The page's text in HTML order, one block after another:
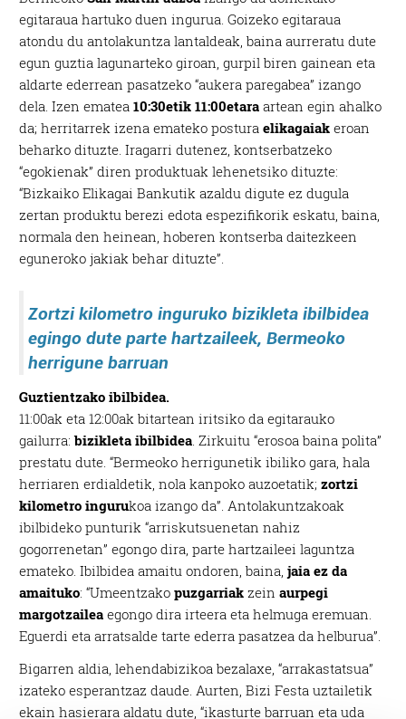
egitaraua hartuko duen ingurua. Goizeko egitaraua
atondu du antolakuntza lantaldeak, baina aurreratu dute
egun guztia lagunarteko giroan, gurpil biren gainean eta
aldarte ederrean pasatzeko “aukera paregabea” izango
dela. Izen ematea10:30etik 11:00etara artean egin ahalko
da; herritarrek izena emateko posturaelikagaiak eroan
beharko dituzte. Iragarri dutenez, kontserbatzeko
“egokienak” diren produktuak lehenetsiko dituzte:
“Bizkaiko Elikagai Bankutik azaldu digute ez dugula
zertan produktu berezi edota espezifikorik eskatu, baina,
normala den heinean, hoberen kontserba daitezkeen
eguneroko jakiak behar dituzte”.
Zortzi kilometro inguruko bizikleta ibilbidea
egingo dute parte hartzaileek, Bermeoko
herrigune barruan
Guztientzako ibilbidea.
11:00ak eta 12:00ak bitartean iritsiko da egitarauko
gailurra:bizikleta ibilbidea. Zirkuitu “erosoa baina polita”
prestatu dute. “Bermeoko herrigunetik ibiliko gara, hala
herriaren erdialdetik, nola kanpoko auzoetatik;zortzi
kilometro ingurukoa izango da”. Antolakuntzakoak
ibilbideko punturik “arriskutsuenetan nahiz
gogorrenetan” egongo dira, parte hartzaileei laguntza
emateko.Ibilbidea amaitu ondoren, baina,jaia ez da
amaituko: “Umeentzakopuzgarriak zeinaurpegi
margotzailea egongo dira irteera eta helmuga eremuan.
Eguerdi eta arratsalde tarte ederra pasatzea da helburua”.
Bigarren aldia, lehendabizikoa bezalaxe, “arrakastatsua”
izateko esperantzaz daude. Aurten, Bizi Festa uztailetik
ekain hasierara aldatu dute, “ikasturte barruan eta uda